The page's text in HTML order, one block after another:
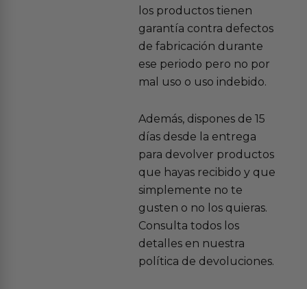
los productos tienen
garantía contra defectos
de fabricación durante
ese periodo pero no por
mal uso o uso indebido.
Además, dispones de 15
días desde la entrega
para devolver productos
que hayas recibido y que
simplemente no te
gusten o no los quieras.
Consulta todos los
detalles en nuestra
política de devoluciones.